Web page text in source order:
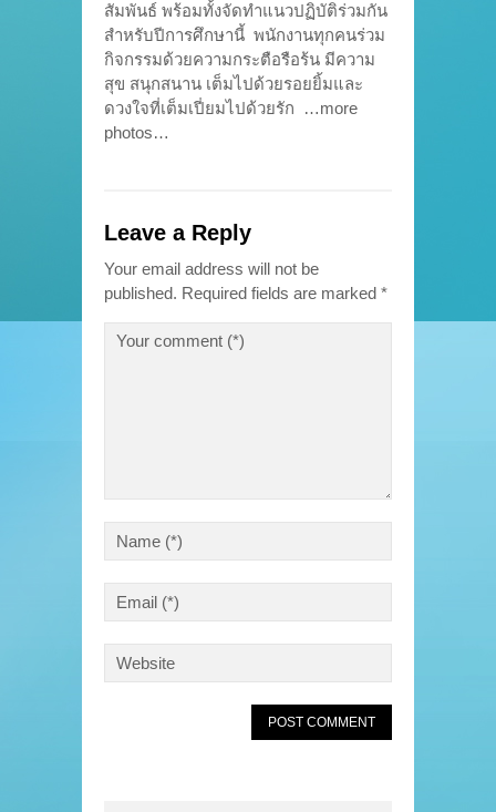
สัมพันธ์ พร้อมทั้งจัดทำแนวปฏิบัติร่วมกัน
สำหรับปีการศึกษานี้ พนักงานทุกคนร่วม
กิจกรรมด้วยความกระตือรือร้น มีความ
สุข สนุกสนาน เต็มไปด้วยรอยยิ้มและ
ดวงใจที่เต็มเปี่ยมไปด้วยรัก …more
photos…
Leave a Reply
Your email address will not be
published. Required fields are marked *